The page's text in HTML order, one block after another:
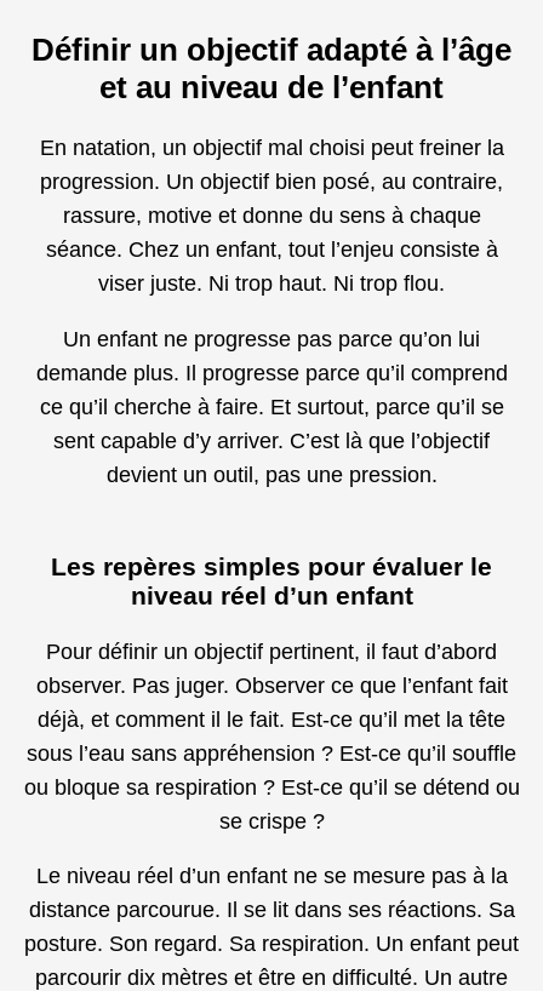
Définir un objectif adapté à l’âge
et au niveau de l’enfant
En natation, un objectif mal choisi peut freiner la
progression. Un objectif bien posé, au contraire,
rassure, motive et donne du sens à chaque
séance. Chez un enfant, tout l’enjeu consiste à
viser juste. Ni trop haut. Ni trop flou.
Un enfant ne progresse pas parce qu’on lui
demande plus. Il progresse parce qu’il comprend
ce qu’il cherche à faire. Et surtout, parce qu’il se
sent capable d’y arriver. C’est là que l’objectif
devient un outil, pas une pression.
Les repères simples pour évaluer le
niveau réel d’un enfant
Pour définir un objectif pertinent, il faut d’abord
observer. Pas juger. Observer ce que l’enfant fait
déjà, et comment il le fait. Est-ce qu’il met la tête
sous l’eau sans appréhension ? Est-ce qu’il souffle
ou bloque sa respiration ? Est-ce qu’il se détend ou
se crispe ?
Le niveau réel d’un enfant ne se mesure pas à la
distance parcourue. Il se lit dans ses réactions. Sa
posture. Son regard. Sa respiration. Un enfant peut
parcourir dix mètres et être en difficulté. Un autre